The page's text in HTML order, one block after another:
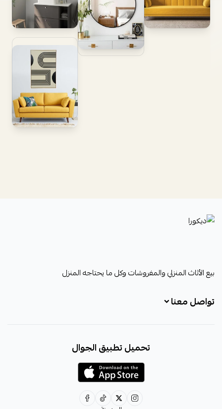
ديكورا
بيع الأثاث المنزلي والمفروشات وكل ما يحتاجه المنزل
تواصل معنا
decora6586@gmail.com
تحميل تطبيق الجوال